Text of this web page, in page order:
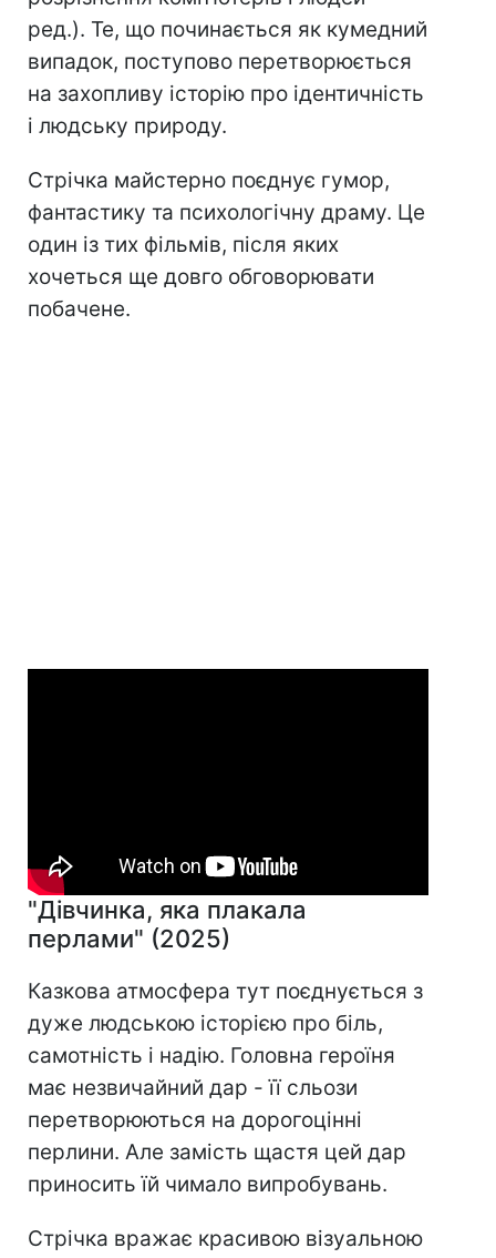
ред.). Те, що починається як кумедний
випадок, поступово перетворюється
на захопливу історію про ідентичність
і людську природу.
Стрічка майстерно поєднує гумор,
фантастику та психологічну драму. Це
один із тих фільмів, після яких
хочеться ще довго обговорювати
побачене.
"Дівчинка, яка плакала
перлами" (2025)
Казкова атмосфера тут поєднується з
дуже людською історією про біль,
самотність і надію. Головна героїня
має незвичайний дар - її сльози
перетворюються на дорогоцінні
перлини. Але замість щастя цей дар
приносить їй чимало випробувань.
Стрічка вражає красивою візуальною